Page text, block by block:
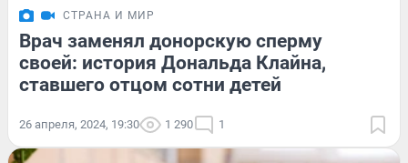
СТРАНА И МИР
Врач заменял донорскую сперму
своей: история Дональда Клайна,
ставшего отцом сотни детей
26 апреля, 2024, 19:30 1 290 1